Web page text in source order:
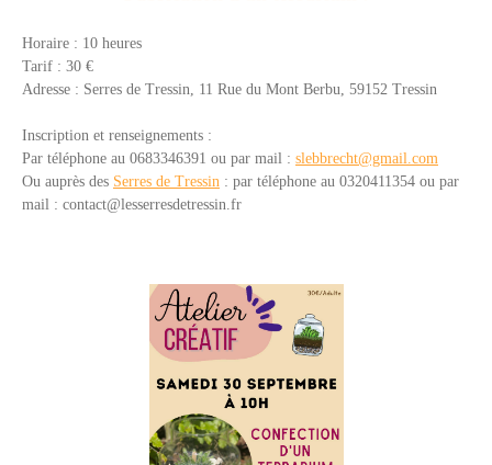
Horaire : 10 heures
Tarif : 30 €
Adresse : Serres de Tressin, 11 Rue du Mont Berbu, 59152 Tressin
Inscription et renseignements :
Par téléphone au 0683346391 ou par mail : slebbrecht@gmail.com
Ou auprès des Serres de Tressin : par téléphone au 0320411354 ou par
mail : contact@lesserresdetressin.fr